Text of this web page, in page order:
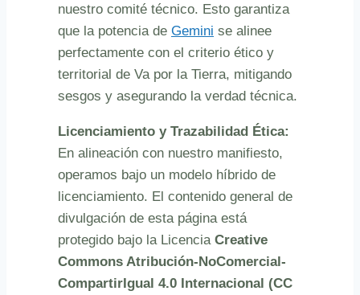
nuestro comité técnico. Esto garantiza
que la potencia de Gemini se alinee
perfectamente con el criterio ético y
territorial de Va por la Tierra, mitigando
sesgos y asegurando la verdad técnica.
Licenciamiento y Trazabilidad Ética:
En alineación con nuestro manifiesto,
operamos bajo un modelo híbrido de
licenciamiento. El contenido general de
divulgación de esta página está
protegido bajo la Licencia Creative
Commons Atribución-NoComercial-
CompartirIgual 4.0 Internacional (CC